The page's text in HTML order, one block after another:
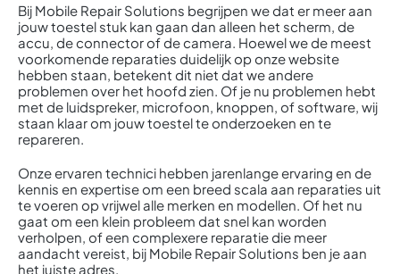
Bij Mobile Repair Solutions begrijpen we dat er meer aan
jouw toestel stuk kan gaan dan alleen het scherm, de
accu, de connector of de camera. Hoewel we de meest
voorkomende reparaties duidelijk op onze website
hebben staan, betekent dit niet dat we andere
problemen over het hoofd zien. Of je nu problemen hebt
met de luidspreker, microfoon, knoppen, of software, wij
staan klaar om jouw toestel te onderzoeken en te
repareren.
Onze ervaren technici hebben jarenlange ervaring en de
kennis en expertise om een breed scala aan reparaties uit
te voeren op vrijwel alle merken en modellen. Of het nu
gaat om een klein probleem dat snel kan worden
verholpen, of een complexere reparatie die meer
aandacht vereist, bij Mobile Repair Solutions ben je aan
het juiste adres.